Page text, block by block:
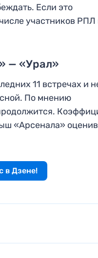
Если это
участников РПЛ
— «Урал»
11 встречах и
По мнению
«Арсенала»
в Дзене!